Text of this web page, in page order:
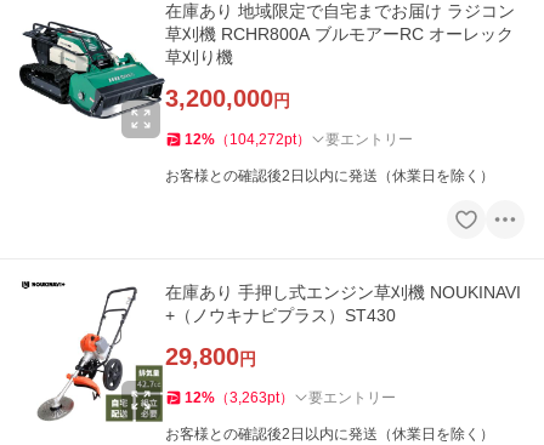
在庫あり 地域限定で自宅までお届け ラジコン
草刈機 RCHR800A ブルモアーRC オーレック
草刈り機
3,200,000円
12% （ 104,272pt） 要エントリー
お客様との確認後2日以内に発送（休業日を除く）
在庫あり 手押し式エンジン草刈機 NOUKINAVI
+（ノウキナビプラス）ST430
29,800円
12% （3,263pt） 要エントリー
お客様との確認後2日以内に発送（休業日を除く）